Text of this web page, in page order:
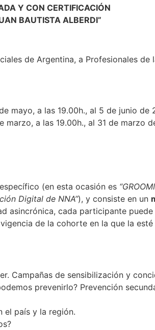
Y CON CERTIFICACIÓN
BAUTISTA ALBERDI”
de Argentina, a Profesionales
mayo, a las 19.00h., al 5 de junio de
marzo, a las 19.00h., al 31 de marzo
(en esta ocasión es
Digital de NNA”), y consiste en un
asincrónica, cada participante
de la cohorte en la que la esté
Campañas de sensibilización y
prevenirlo? Prevención
el país y la región.